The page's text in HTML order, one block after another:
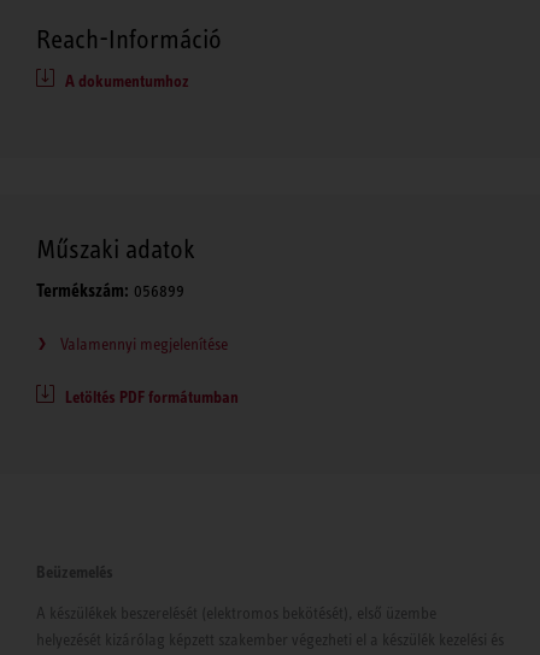
Reach-Információ
A dokumentumhoz
Műszaki adatok
Termékszám: 056899
Valamennyi megjelenítése
Letöltés PDF formátumban
Beüzemelés
A készülékek beszerelését (elektromos bekötését), első üzembe
helyezését kizárólag képzett szakember végezheti el a készülék kezelési és